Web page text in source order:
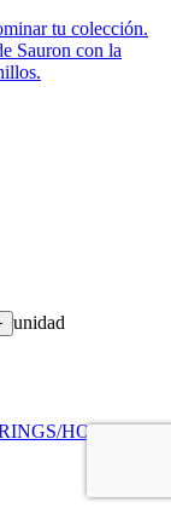
tu colección.
Sauron con la
unidad